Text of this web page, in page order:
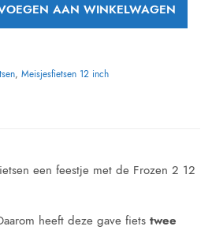
AAN WINKELWAGEN
, Meisjesfietsen 12 inch
een feestje met de Frozen 2 12
heeft deze gave fietstwee